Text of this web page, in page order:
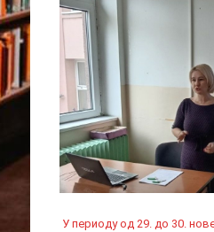
У периоду од 29. до 30.